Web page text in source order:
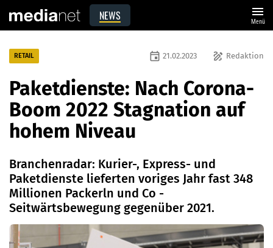
NEWS menu
Menü
RETAIL draw Redaktion
event 21.02.2023
Paketdienste: Nach Corona-
Boom 2022 Stagnation auf
hohem Niveau
Branchenradar: Kurier-, Express- und
Paketdienste lieferten voriges Jahr fast 348
Millionen Packerln und Co -
Seitwärtsbewegung gegenüber 2021.